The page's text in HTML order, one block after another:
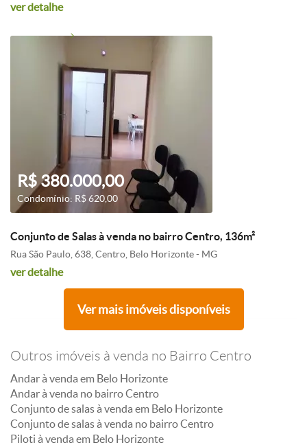
ver detalhe
R$ 380.000,00
Condomínio: R$ 620,00
Conjunto de Salas à venda no bairro Centro, 136m²
Rua São Paulo, 638, Centro, Belo Horizonte - MG
ver detalhe
Ver mais imóveis disponíveis
Outros imóveis à venda no Bairro Centro
Andar à venda em Belo Horizonte
Andar à venda no bairro Centro
Conjunto de salas à venda em Belo Horizonte
Conjunto de salas à venda no bairro Centro
Piloti à venda em Belo Horizonte